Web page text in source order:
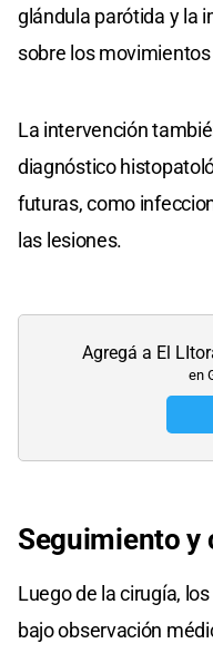
glándula parótida y la
sobre los
La intervención
diagnóstico
futuras, como
las lesiones.
Agregá a El
en
Seguimiento y
Luego de la cirugía,
bajo observación